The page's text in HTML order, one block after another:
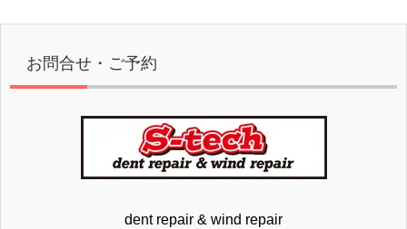
お問合せ・ご予約
dent repair & wind repair